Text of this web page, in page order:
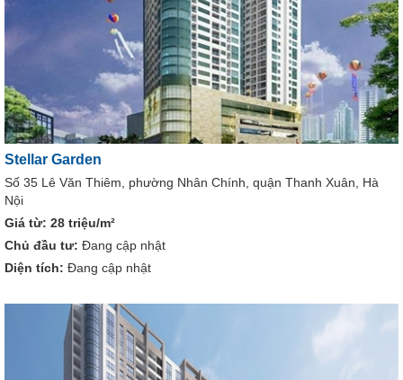
Stellar Garden
Số 35 Lê Văn Thiêm, phường Nhân Chính, quận Thanh Xuân, Hà
Nội
Giá từ: 28 triệu/m²
Chủ đầu tư: Đang cập nhật
Diện tích: Đang cập nhật